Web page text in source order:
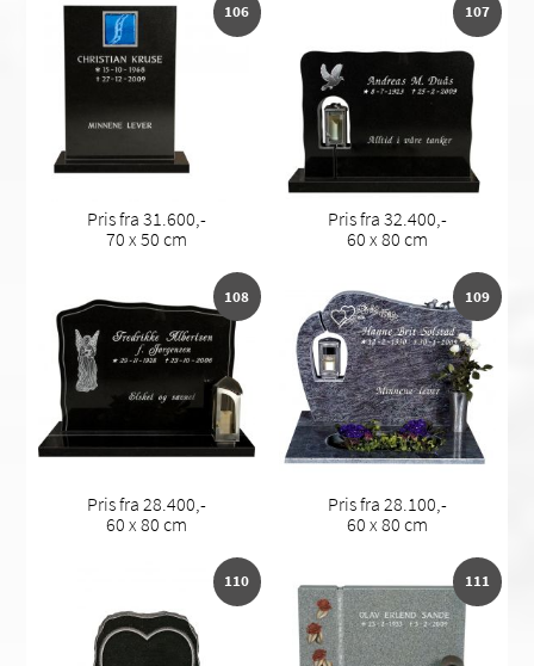
106
Pris fra 31.600,-
70 x 50 cm
107
Pris fra 32.400,-
60 x 80 cm
108
Pris fra 28.400,-
60 x 80 cm
109
Pris fra 28.100,-
60 x 80 cm
110 111